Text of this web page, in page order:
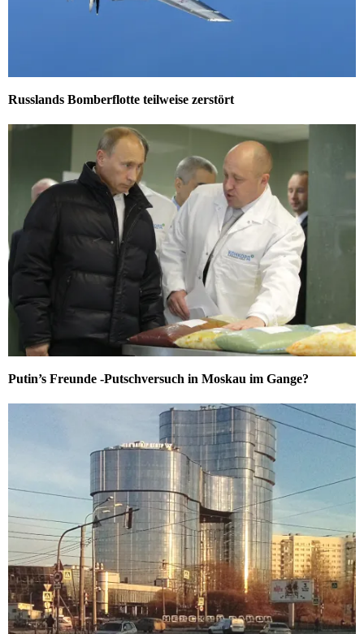
Russlands Bomberflotte teilweise zerstört
Putin’s Freunde -Putschversuch in Moskau im Gange?